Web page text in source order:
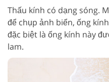
Thấu kính có dạng sóng.
để chụp ảnh biển, ống
đặc biệt là ống kính này
lam.